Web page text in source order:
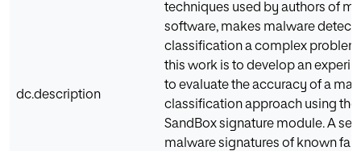
dc.description
techniques used by authors of
software, makes malware
classification a complex
this work is to develop an
to evaluate the accuracy of a
classification approach using
SandBox signature module. A set
malware signatures of known